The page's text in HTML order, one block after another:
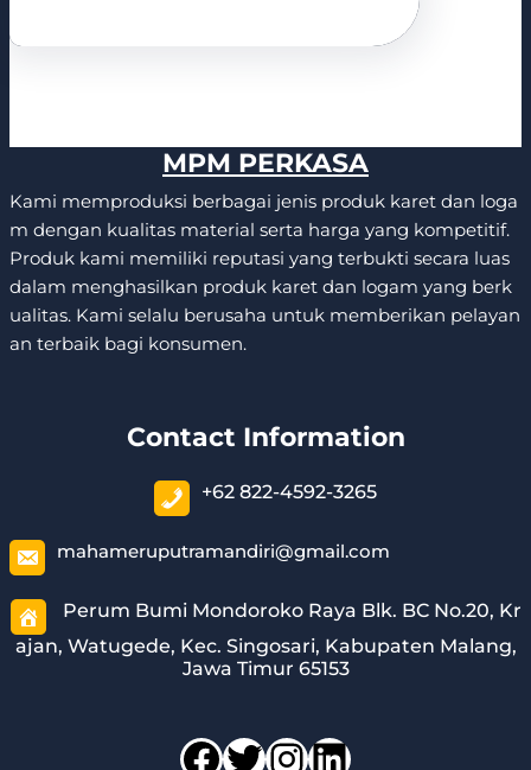
MPM PERKASA
Kami memproduksi berbagai jenis produk karet dan loga
m dengan kualitas material serta harga yang kompetitif.
Produk kami memiliki reputasi yang terbukti secara luas
dalam menghasilkan produk karet dan logam yang berk
ualitas. Kami selalu berusaha untuk memberikan pelayan
an terbaik bagi konsumen.
Contact Information
+62 822-4592-3265
mahameruputramandiri@gmail.com
Perum Bumi Mondoroko Raya Blk. BC No.20, Kr
ajan, Watugede, Kec. Singosari, Kabupaten Malang,
Jawa Timur 65153
Facebook
Twitter
Instagram
LinkedIn